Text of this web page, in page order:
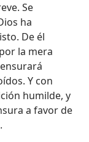
Se
ha
De él
la mera
Y con
humilde, y
a favor de